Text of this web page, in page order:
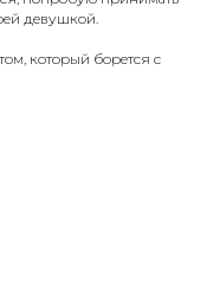
девушкой.
который борется с